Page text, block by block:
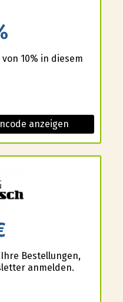
10% in diesem
anzeigen
Bestellungen,
anmelden.